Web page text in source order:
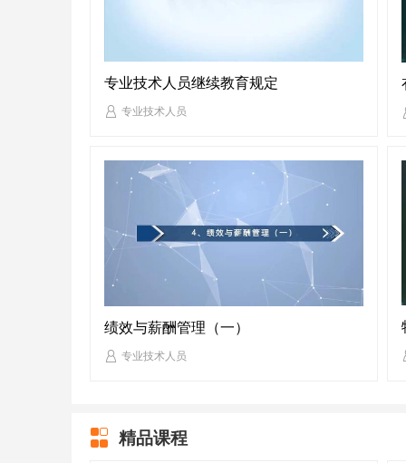
专业技术人员继续教育规定
专业技术人员
绩效与薪酬管理（一）
专业技术人员
精品课程